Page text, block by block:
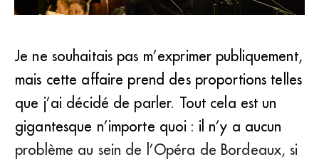
«<em>A travers tout cela, on vise probablement Alain
Juppé. On semble oublier que je suis moi-même issu
d’une famille de gauche.</em> (MDL)
Je ne souhaitais pas m’exprimer publiquement,
mais cette affaire prend des proportions telles
que j’ai décidé de parler. Tout cela est un
gigantesque n’importe quoi : il n’y a aucun
problème au sein de l’Opéra de Bordeaux, si